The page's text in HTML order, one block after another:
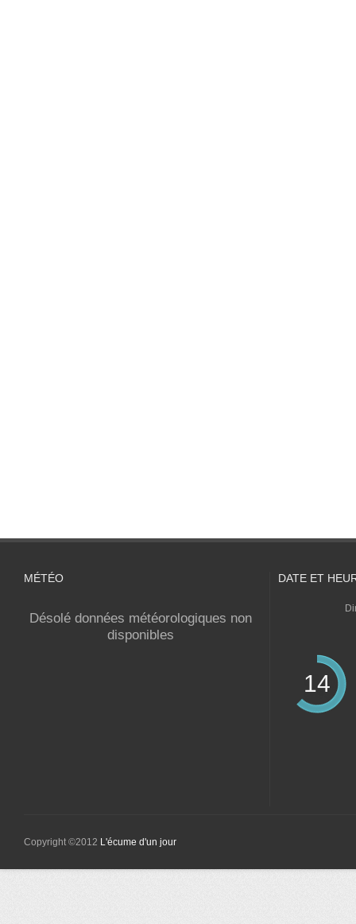
MÉTÉO
Désolé données météorologiques non
disponibles
DATE ET
14
Copyright ©2012 L'écume d'un jour